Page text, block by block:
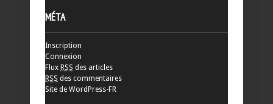
MÉTA
Inscription
Connexion
Flux RSS des articles
RSS des commentaires
Site de WordPress-FR